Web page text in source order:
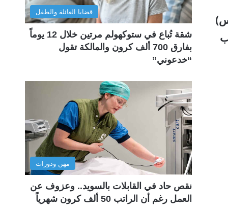
قضايا العائلة والطفل
شقة تُباع في ستوكهولم مرتين خلال 12 يوماً
بفارق 700 ألف كرون والمالكة تقول
“خدعوني”
مهن ودورات
نقص حاد في القابلات بالسويد.. وعزوف عن
العمل رغم أن الراتب 50 ألف كرون شهرياً